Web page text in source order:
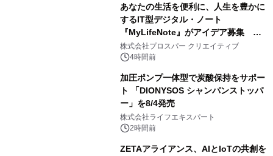
あなたの生活を便利に、人生を豊かに
するIT型デジタル・ノート
『MyLifeNote』がアイデア募集 優
秀賞100名に1年間無償試用
株式会社プロスパー クリエイティブ
4時間前
加圧ポンプ一体型で炭酸保持をサポー
ト 「DIONYSOS シャンパンストッパ
ー」を8/4発売
株式会社ライフエキスパート
2時間前
ZETAアライアンス、AIとIoTの共創を